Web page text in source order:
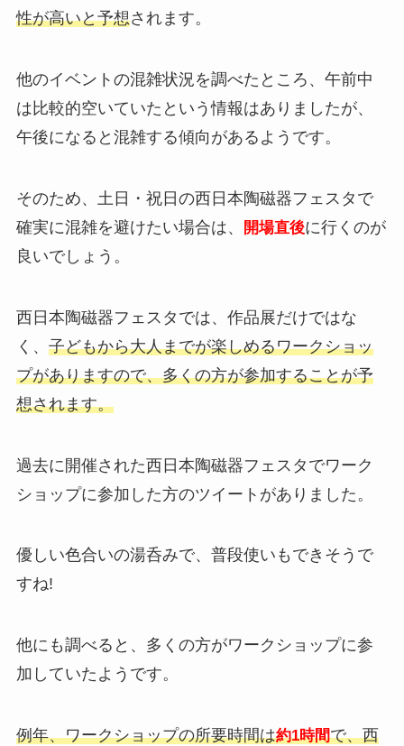
性が高いと予想されます。
他のイベントの混雑状況を調べたところ、午前中
は比較的空いていたという情報はありましたが、
午後になると混雑する傾向があるようです。
そのため、土日・祝日の西日本陶磁器フェスタで
確実に混雑を避けたい場合は、
開場直後に行くのが
良いでしょう。
西日本陶磁器フェスタでは、作品展だけではな
く、 子どもから大人までが楽しめるワークショッ
プがありますので、多くの方が参加することが予
想されます。
過去に開催された西日本陶磁器フェスタでワーク
ショップに参加した方のツイートがありました。
優しい色合いの湯呑みで、普段使いもできそうで
すね!
他にも調べると、多くの方がワークショップに参
加していたようです。
例年、ワークショップの所要時間は約1時間で、西